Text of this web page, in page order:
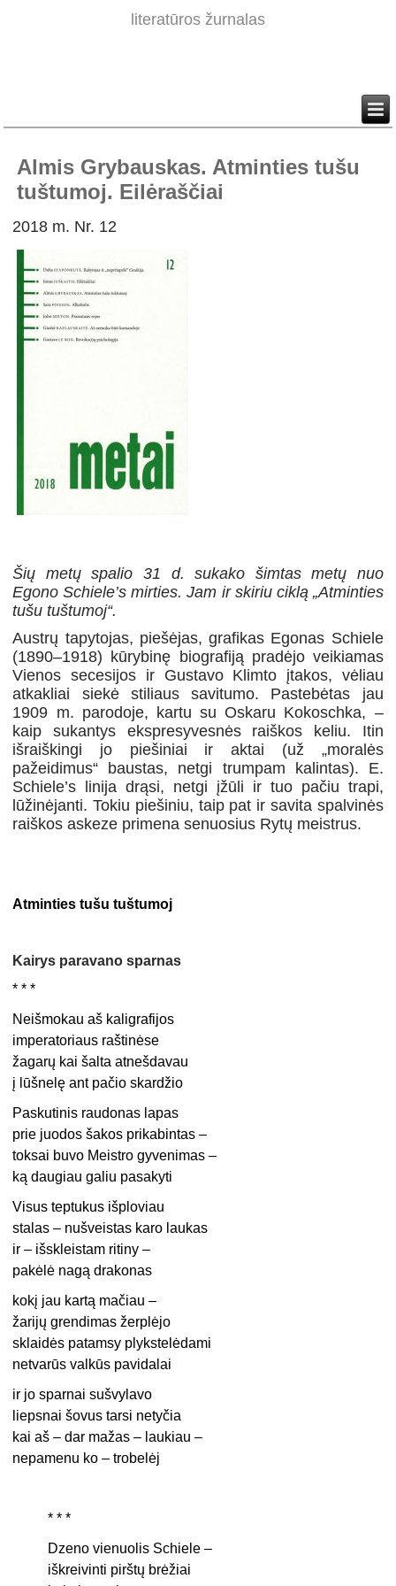
literatūros žurnalas
Almis Grybauskas. Atminties tušu
tuštumoj. Eilėraščiai
2018 m. Nr. 12
Šių metų spalio 31 d. sukako šimtas metų nuo
Egono Schiele’s mirties. Jam ir skiriu ciklą „Atminties
tušu tuštumoj“.
Austrų tapytojas, piešėjas, grafikas Egonas Schiele
(1890–1918) kūrybinę biografiją pradėjo veikiamas
Vienos secesijos ir Gustavo Klimto įtakos, vėliau
atkakliai siekė stiliaus savitumo. Pastebėtas jau
1909 m. parodoje, kartu su Oskaru Kokoschka, –
kaip sukantys ekspresyvesnės raiškos keliu. Itin
išraiškingi jo piešiniai ir aktai (už „moralės
pažeidimus“ baustas, netgi trumpam kalintas). E.
Schiele’s linija drąsi, netgi įžūli ir tuo pačiu trapi,
lūžinėjanti. Tokiu piešiniu, taip pat ir savita spalvinės
raiškos askeze primena senuosius Rytų meistrus.
Atminties tušu tuštumoj
Kairys paravano sparnas
* * *
Neišmokau aš kaligrafijos
imperatoriaus raštinėse
žagarų kai šalta atnešdavau
į lūšnelę ant pačio skardžio
Paskutinis raudonas lapas
prie juodos šakos prikabintas –
toksai buvo Meistro gyvenimas –
ką daugiau galiu pasakyti
Visus teptukus išploviau
stalas – nušveistas karo laukas
ir – išskleistam ritiny –
pakėlė nagą drakonas
kokį jau kartą mačiau –
žarijų grendimas žerplėjo
sklaidės patamsy plykstelėdami
netvarūs valkūs pavidalai
ir jo sparnai sušvylavo
liepsnai šovus tarsi netyčia
kai aš – dar mažas – laukiau –
nepamenu ko – trobelėj
* * *
Dzeno vienuolis Schiele –
iškreivinti pirštų brėžiai